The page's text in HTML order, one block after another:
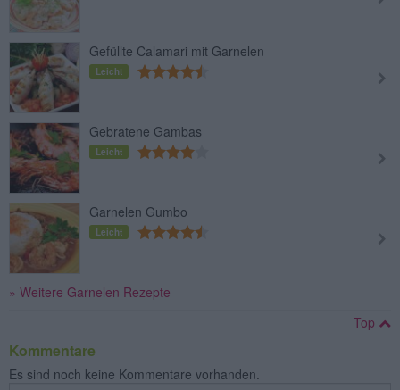
Gefüllte Calamari mit Garnelen
Leicht
Gebratene Gambas
Leicht
Garnelen Gumbo
Leicht
» Weitere Garnelen Rezepte
Top
Kommentare
Es sind noch keine Kommentare vorhanden.